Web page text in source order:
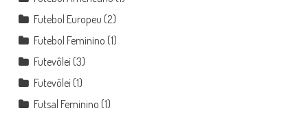
Futebol Europeu (2)
Futebol Feminino (1)
Futevôlei (3)
Futevôlei (1)
Futsal Feminino (1)